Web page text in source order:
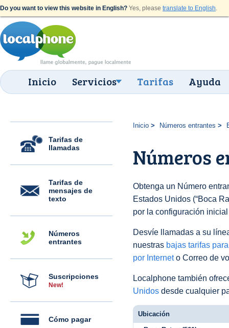
Do you want to view this website in English? Yes, please translate to English.
Inicio Servicios Tarifas Ayuda
Tarifas de
llamadas
Tarifas de
mensajes de
texto
Números
entrantes
Suscripciones
New!
Cómo pagar
Inicio Números entrantes
Números
Obtenga un Número
Estados Unidos (“Boca
por la configuración
Desvíe llamadas a su
nuestras bajas tarifas
por Interneto Correo de
Localphone también
Unidos desde cualquier
Ubicación